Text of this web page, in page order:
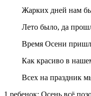
Жарких дней нам
Лето было, да
Время Осени
Как красиво в нашем
Всех на праздник мы
1 ребенок: Осень всё